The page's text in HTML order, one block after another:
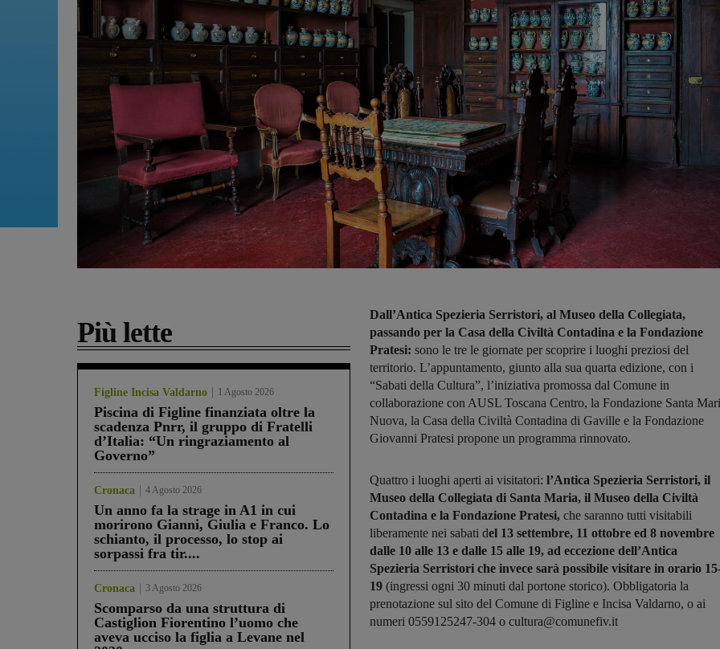
Più lette
Figline Incisa Valdarno 1 Agosto 2026
Piscina di Figline finanziata oltre la
scadenza Pnrr, il gruppo di Fratelli
d’Italia: “Un ringraziamento al
Governo”
Cronaca 4 Agosto 2026
Un anno fa la strage in A1 in cui
morirono Gianni, Giulia e Franco. Lo
schianto, il processo, lo stop ai
sorpassi fra tir....
Cronaca 3 Agosto 2026
Scomparso da una struttura di
Castiglion Fiorentino l’uomo che
aveva ucciso la figlia a Levane nel
Dall’Antica Spezieria Serristori, al Museo della Collegiata,
passando per la Casa della Civiltà Contadina e la Fondazione
Pratesi: sono le tre le giornate per scoprire i luoghi preziosi del
territorio. L’appuntamento, giunto alla sua quarta edizione, con i
“Sabati della Cultura”, l’iniziativa promossa dal Comune in
collaborazione con AUSL Toscana Centro, la Fondazione Santa
Nuova, la Casa della Civiltà Contadina di Gaville e la Fondazione
Giovanni Pratesi propone un programma rinnovato.
Quattro i luoghi aperti ai visitatori: l’Antica Spezieria Serristori, il
Museo della Collegiata di Santa Maria, il Museo della Civiltà
Contadina e la Fondazione Pratesi, che saranno tutti visitabili
liberamente nei sabati del 13 settembre, 11 ottobre ed 8 novembre
dalle 10 alle 13 e dalle 15 alle 19, ad eccezione dell’Antica
Spezieria Serristori che invece sarà possibile visitare in orario
19 (ingressi ogni 30 minuti dal portone storico). Obbligatoria la
prenotazione sul sito del Comune di Figline e Incisa Valdarno, o ai
numeri 0559125247-304 o cultura@comunefiv.it